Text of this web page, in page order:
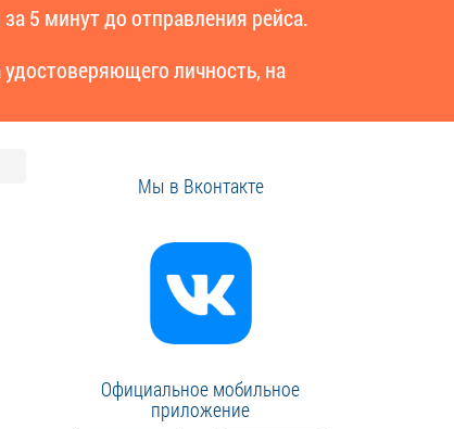
5 минут до отправления рейса.
личность, на
Мы в Вконтакте
Официальное мобильное
приложение